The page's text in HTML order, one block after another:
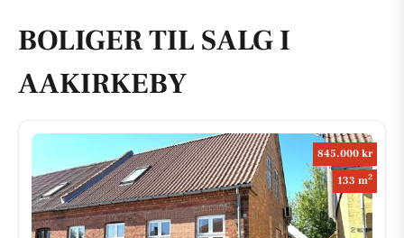
BOLIGER TIL SALG I
AAKIRKEBY
845.000 kr
133 m2